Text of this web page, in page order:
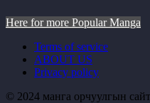
Here for more Popular Manga
Terms of service
ABOUT US
Privacy policy
© 2024 манга орчуулгын сайт